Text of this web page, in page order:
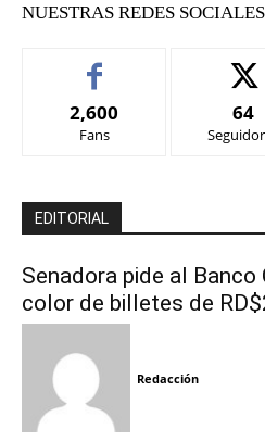
NUESTRAS REDES SOCIALES
2,600
Fans
64
EDITORIAL
Senadora pide al
color de billetes de
Redacción